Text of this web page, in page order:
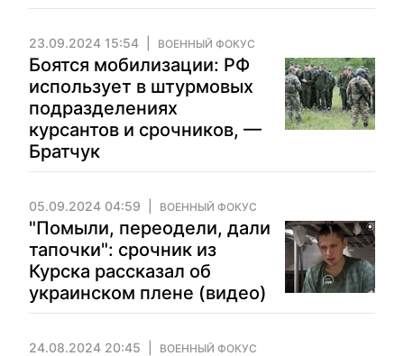
23.09.2024 15:54 ВОЕННЫЙ ФОКУС
Боятся мобилизации: РФ
использует в штурмовых
подразделениях
курсантов и срочников, —
Братчук
05.09.2024 04:59 ВОЕННЫЙ ФОКУС
"Помыли, переодели, дали
тапочки": срочник из
Курска рассказал об
украинском плене (видео)
24.08.2024 20:45 ВОЕННЫЙ ФОКУС